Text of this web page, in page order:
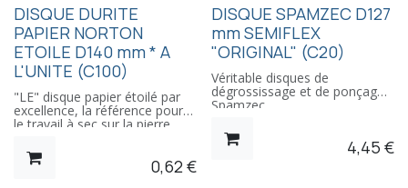
REMISE
DISQUE DURITE
PAPIER NORTON
ETOILE D140 mm * A
L'UNITE (C100)
"LE" disque papier étoilé par
excellence, la référence pour
le travail à sec sur la pierre.
600, se monte idéalement sur
les adaptations papier avec
écrou central et plateau
0,62€
REMISE
DISQUE SPAMZEC D127
mm SEMIFLEX
"ORIGINAL" (C20)
Véritable disques de
dégrossissage et de ponçage
Spamzec.
Marbre, Granit et Beton,
produit extrèmement agressif
4,45 €